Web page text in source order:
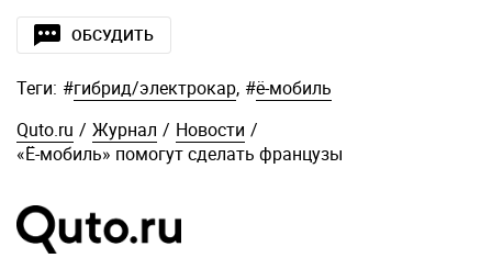
ОБСУДИТЬ
Теги: #гибрид/электрокар, #ё-мобиль
Quto.ru / Журнал / Новости /
«Ё-мобиль» помогут сделать французы